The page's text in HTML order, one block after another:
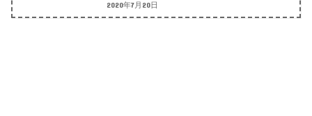
2020年7月20日